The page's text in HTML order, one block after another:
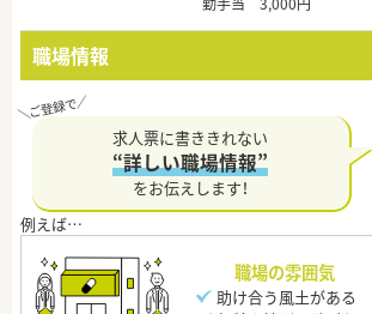
職場情報
求人票に書ききれない
“詳しい職場情報”
をお伝えします！
職場の雰囲気
助け合う風土がある